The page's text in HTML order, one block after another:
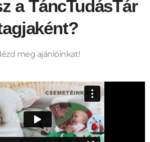
a TáncTudásTár
meg ajánlóinkat!